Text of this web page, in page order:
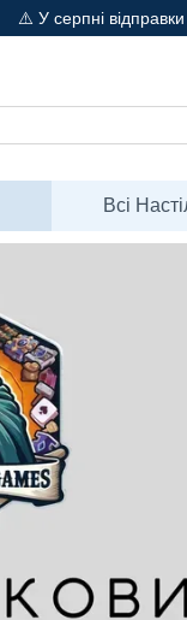
⚠️ У серпні
Всі